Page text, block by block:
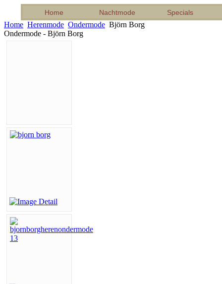
Home Nachtmode Specials
Home Herenmode Ondermode Björn Borg
Ondermode - Björn Borg